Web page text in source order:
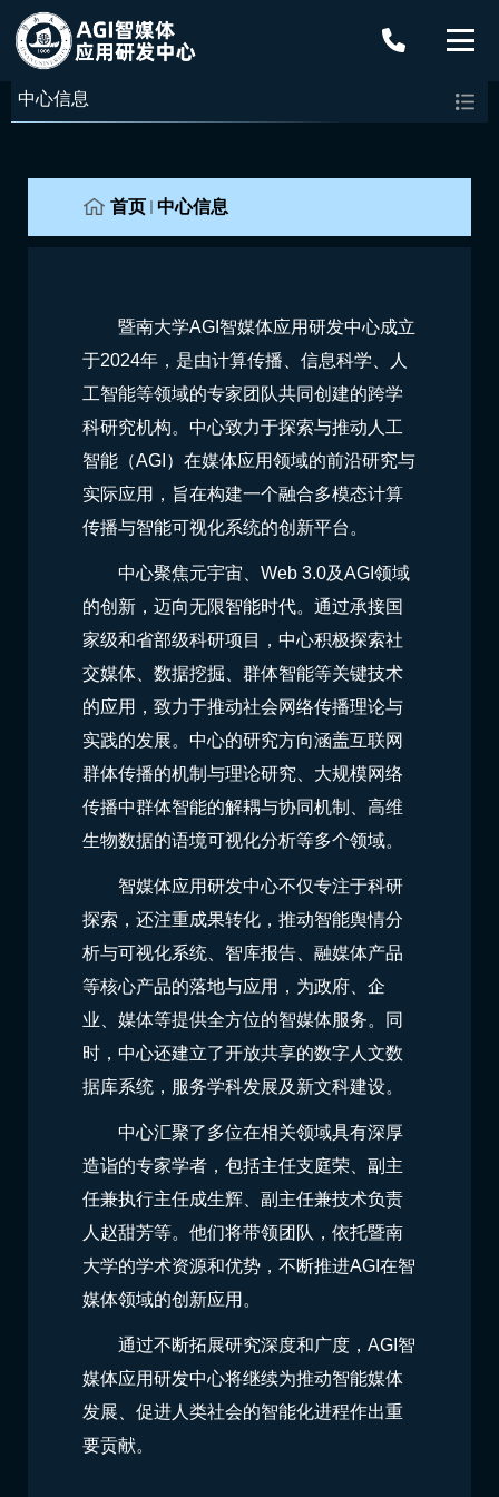
中心信息
首页 中心信息
暨南大学AGI智媒体应用研发中心成立
于2024年，是由计算传播、信息科学、人
工智能等领域的专家团队共同创建的跨学
科研究机构。中心致力于探索与推动人工
智能（AGI）在媒体应用领域的前沿研究与
实际应用，旨在构建一个融合多模态计算
传播与智能可视化系统的创新平台。
中心聚焦元宇宙、Web 3.0及AGI领域
的创新，迈向无限智能时代。通过承接国
家级和省部级科研项目，中心积极探索社
交媒体、数据挖掘、群体智能等关键技术
的应用，致力于推动社会网络传播理论与
实践的发展。中心的研究方向涵盖互联网
群体传播的机制与理论研究、大规模网络
传播中群体智能的解耦与协同机制、高维
生物数据的语境可视化分析等多个领域。
智媒体应用研发中心不仅专注于科研
探索，还注重成果转化，推动智能舆情分
析与可视化系统、智库报告、融媒体产品
等核心产品的落地与应用，为政府、企
业、媒体等提供全方位的智媒体服务。同
时，中心还建立了开放共享的数字人文数
据库系统，服务学科发展及新文科建设。
中心汇聚了多位在相关领域具有深厚
造诣的专家学者，包括主任支庭荣、副主
任兼执行主任成生辉、副主任兼技术负责
人赵甜芳等。他们将带领团队，依托暨南
大学的学术资源和优势，不断推进AGI在智
媒体领域的创新应用。
通过不断拓展研究深度和广度，AGI智
媒体应用研发中心将继续为推动智能媒体
发展、促进人类社会的智能化进程作出重
要贡献。